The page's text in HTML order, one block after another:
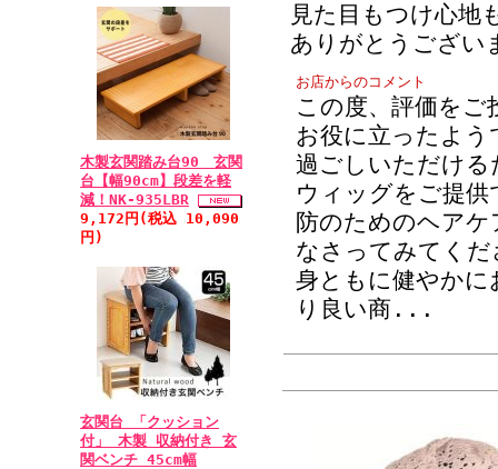
木製玄関踏み台90 玄関
台【幅90cm】段差を軽
減！NK-935LBR
9,172円(税込 10,090
円)
玄関台 「クッション
付」 木製 収納付き 玄
関ベンチ 45cm幅
見た目もつけ心地
ありがとうござい
お店からのコメント
この度、評価をご
お役に立ったよう
過ごしいただける
ウィッグをご提
防のためのヘア
なさってみてくだ
身ともに健やかに
り良い商 ...